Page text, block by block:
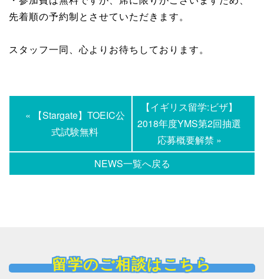
先着順の予約制とさせていただきます。
スタッフ一同、心よりお待ちしております。
« 【Stargate】TOEIC公
式試験無料
NEWS一覧へ戻る
【イギリス留学:ビザ】
2018年度YMS第2回抽選
応募概要解禁 »
留学のご相談はこちら